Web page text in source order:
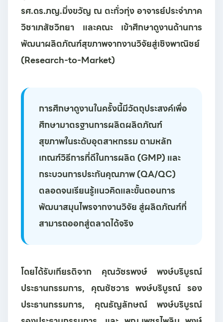
รศ.ดร.ภญ.มิ่งขวัญ ณ ตะกั่วทุ่ง อาจารย์ประจำภาค
วิชาเภสัชวิทยา และคณะ เข้าศึกษาดูงานด้านการ
พัฒนาผลิตภัณฑ์สุขภาพจากงานวิจัยสู่เชิงพาณิชย์
(Research-to-Market)
การศึกษาดูงานในครั้งนี้มีวัตถุประสงค์เพื่อ
ศึกษามาตรฐานการผลิตผลิตภัณฑ์
สุขภาพในระดับอุตสาหกรรม ตามหลัก
เกณฑ์วิธีการที่ดีในการผลิต (GMP) และ
กระบวนการประกันคุณภาพ (QA/QC)
ตลอดจนเรียนรู้แนวคิดและขั้นตอนการ
พัฒนาสมุนไพรจากงานวิจัย สู่ผลิตภัณฑ์ที่
สามารถออกสู่ตลาดได้จริง
โดยได้รับเกียรติจาก คุณวัชรพงษ์ พงษ์บริบูรณ์
ประธานกรรมการ, คุณชัชวาร พงษ์บริบูรณ์ รอง
ประธานกรรมการ, คุณธัญลักษณ์ พงษ์บริบูรณ์